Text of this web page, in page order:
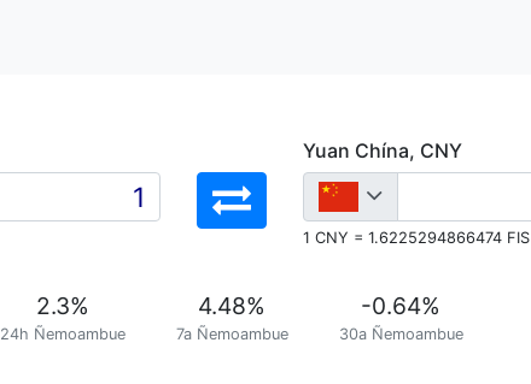
Yuan Chína, CNY
1 CNY = 1.6225294866474 FIS
2.3%
24h Ñemoambue
4.48%
7a Ñemoambue
-0.64%
30a Ñemoambue